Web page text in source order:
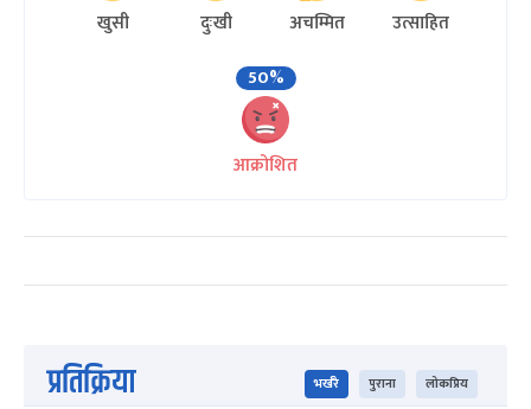
खुसी दुःखी अचम्मित
उत्साहित
50%
आक्रोशित
प्रतिक्रिया भर्खरै पुराना लोकप्रिय